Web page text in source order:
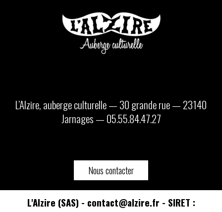
L’Alzire, auberge culturelle — 30 grande rue — 23140
Jarnages — 05.55.84.47.27
Nous contacter
L'Alzire (SAS) - contact@alzire.fr - SIRET :